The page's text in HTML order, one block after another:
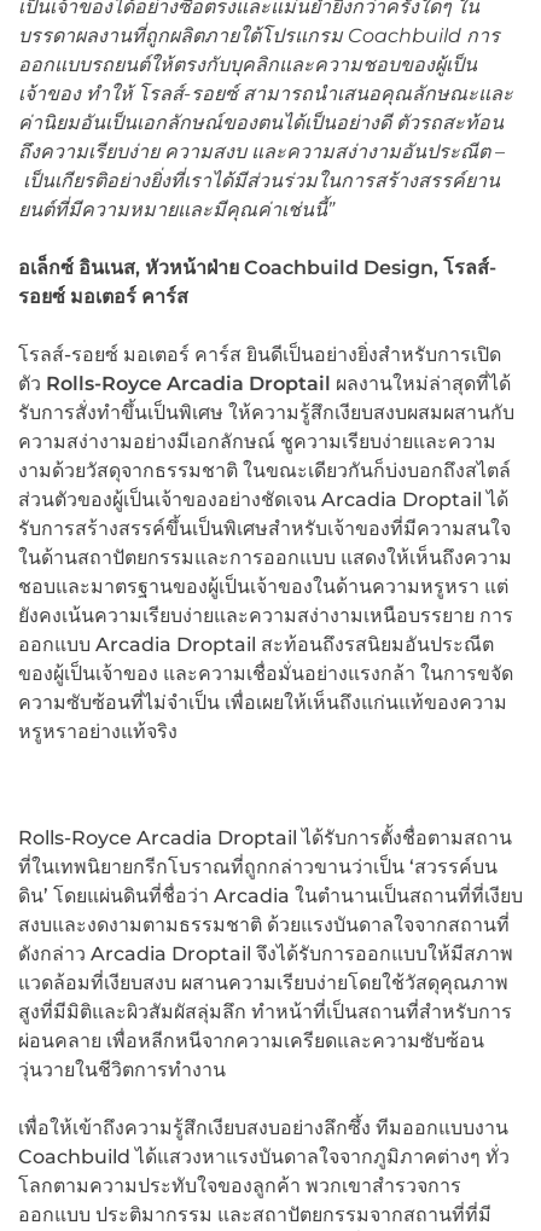
เป็นเจ้าของได้อย่างซื่อตรงและแม่นยำยิ่งกว่าครั้งใดๆ ใน
บรรดาผลงานที่ถูกผลิตภายใต้โปรแกรม Coachbuild การ
ออกแบบรถยนต์ให้ตรงกับบุคลิกและความชอบของผู้เป็น
เจ้าของ ทำให้ โรลส์-รอยซ์ สามารถนำเสนอคุณลักษณะและ
ค่านิยมอันเป็นเอกลักษณ์ของตนได้เป็นอย่างดี ตัวรถสะท้อน
ถึงความเรียบง่าย ความสงบ และความสง่างามอันประณีต–
เป็นเกียรติอย่างยิ่งที่เราได้มีส่วนร่วมในการสร้างสรรค์ยาน
ยนต์ที่มีความหมายและมีคุณค่าเช่นนี้”
อเล็กซ์ อินเนส, หัวหน้าฝ่าย Coachbuild Design, โรลส์-
รอยซ์ มอเตอร์ คาร์ส
โรลส์-รอยซ์ มอเตอร์ คาร์ส ยินดีเป็นอย่างยิ่งสำหรับการเปิด
ตัว Rolls-Royce Arcadia Droptail ผลงานใหม่ล่าสุดที่ได้
รับการสั่งทำขึ้นเป็นพิเศษ ให้ความรู้สึกเงียบสงบผสมผสานกับ
ความสง่างามอย่างมีเอกลักษณ์ ชูความเรียบง่ายและความ
งามด้วยวัสดุจากธรรมชาติ ในขณะเดียวกันก็บ่งบอกถึงสไตล์
ส่วนตัวของผู้เป็นเจ้าของอย่างชัดเจน Arcadia Droptail ได้
รับการสร้างสรรค์ขึ้นเป็นพิเศษสำหรับเจ้าของที่มีความสนใจ
ในด้านสถาปัตยกรรมและการออกแบบ แสดงให้เห็นถึงความ
ชอบและมาตรฐานของผู้เป็นเจ้าของในด้านความหรูหรา แต่
ยังคงเน้นความเรียบง่ายและความสง่างามเหนือบรรยาย การ
ออกแบบ Arcadia Droptail สะท้อนถึงรสนิยมอันประณีต
ของผู้เป็นเจ้าของ และความเชื่อมั่นอย่างแรงกล้า ในการขจัด
ความซับซ้อนที่ไม่จำเป็น เพื่อเผยให้เห็นถึงแก่นแท้ของความ
หรูหราอย่างแท้จริง
Rolls-Royce Arcadia Droptail ได้รับการตั้งชื่อตามสถาน
ที่ในเทพนิยายกรีกโบราณที่ถูกกล่าวขานว่าเป็น ‘สวรรค์บน
ดิน’ โดยแผ่นดินที่ชื่อว่า Arcadia ในตำนานเป็นสถานที่ที่เงียบ
สงบและงดงามตามธรรมชาติ ด้วยแรงบันดาลใจจากสถานที่
ดังกล่าว Arcadia Droptail จึงได้รับการออกแบบให้มีสภาพ
แวดล้อมที่เงียบสงบ ผสานความเรียบง่ายโดยใช้วัสดุคุณภาพ
สูงที่มีมิติและผิวสัมผัสลุ่มลึก ทำหน้าที่เป็นสถานที่สำหรับการ
ผ่อนคลาย เพื่อหลีกหนีจากความเครียดและความซับซ้อน
วุ่นวายในชีวิตการทำงาน
เพื่อให้เข้าถึงความรู้สึกเงียบสงบอย่างลึกซึ้ง ทีมออกแบบงาน
Coachbuild ได้แสวงหาแรงบันดาลใจจากภูมิภาคต่างๆ ทั่ว
โลกตามความประทับใจของลูกค้า พวกเขาสำรวจการ
ออกแบบ ประติมากรรม และสถาปัตยกรรมจากสถานที่ที่มี